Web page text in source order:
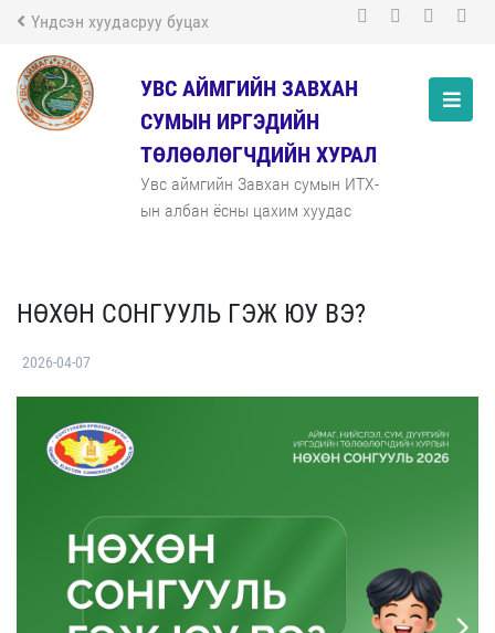
Үндсэн хуудасруу буцах
УВС АЙМГИЙН ЗАВХАН
СУМЫН ИРГЭДИЙН
ТӨЛӨӨЛӨГЧДИЙН ХУРАЛ
Увс аймгийн Завхан сумын ИТХ-
ын албан ёсны цахим хуудас
НӨХӨН СОНГУУЛЬ ГЭЖ ЮУ ВЭ?
2026-04-07